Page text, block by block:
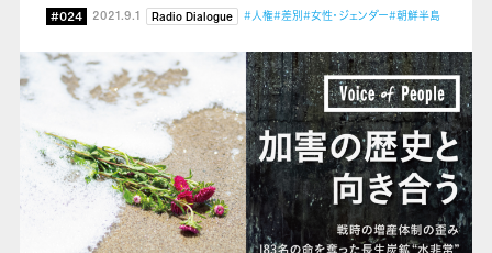
#024 2021.9.1 Radio Dialogue #人権#差別#女性・ジェンダー#朝鮮半島